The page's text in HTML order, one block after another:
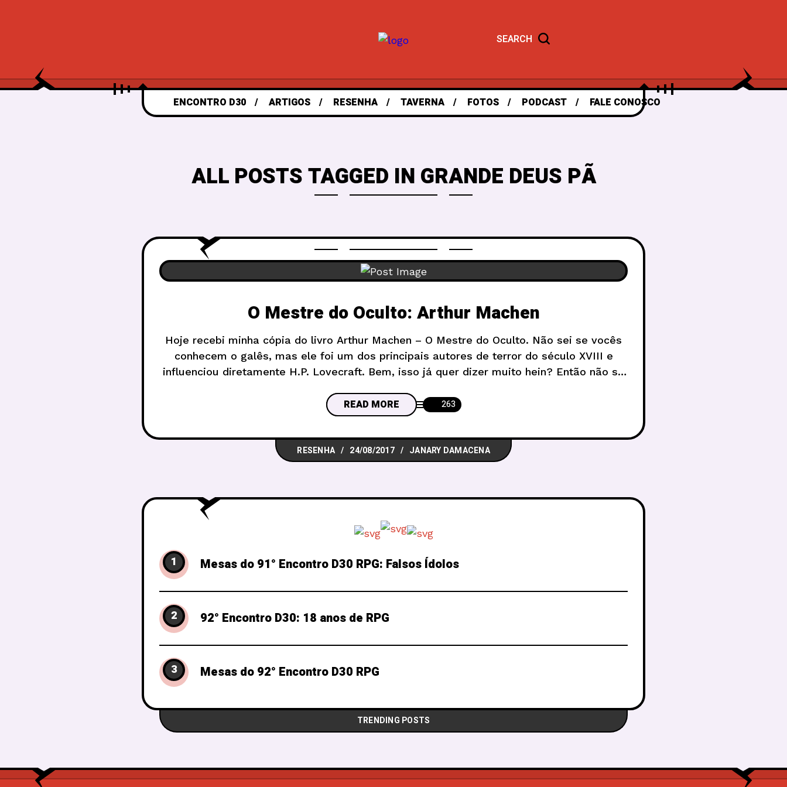
SEARCH
ENCONTRO D30 ARTIGOS RESENHA TAVERNA FOTOS PODCAST FALE CONOSCO
ALL POSTS TAGGED IN GRANDE DEUS PÃ
O Mestre do Oculto: Arthur Machen
Hoje recebi minha cópia do livro Arthur Machen – O Mestre do Oculto. Não sei se vocês
conhecem o galês, mas ele foi um dos principais autores de terror do século XVIII e
influenciou diretamente H.P. Lovecraft. Bem, isso já quer dizer muito hein? Então não se
READ MORE 263
RESENHA 24/08/2017 JANARY DAMACENA
1 Mesas do 91° Encontro D30 RPG: Falsos Ídolos
2 92° Encontro D30: 18 anos de RPG
3 Mesas do 92° Encontro D30 RPG
TRENDING POSTS